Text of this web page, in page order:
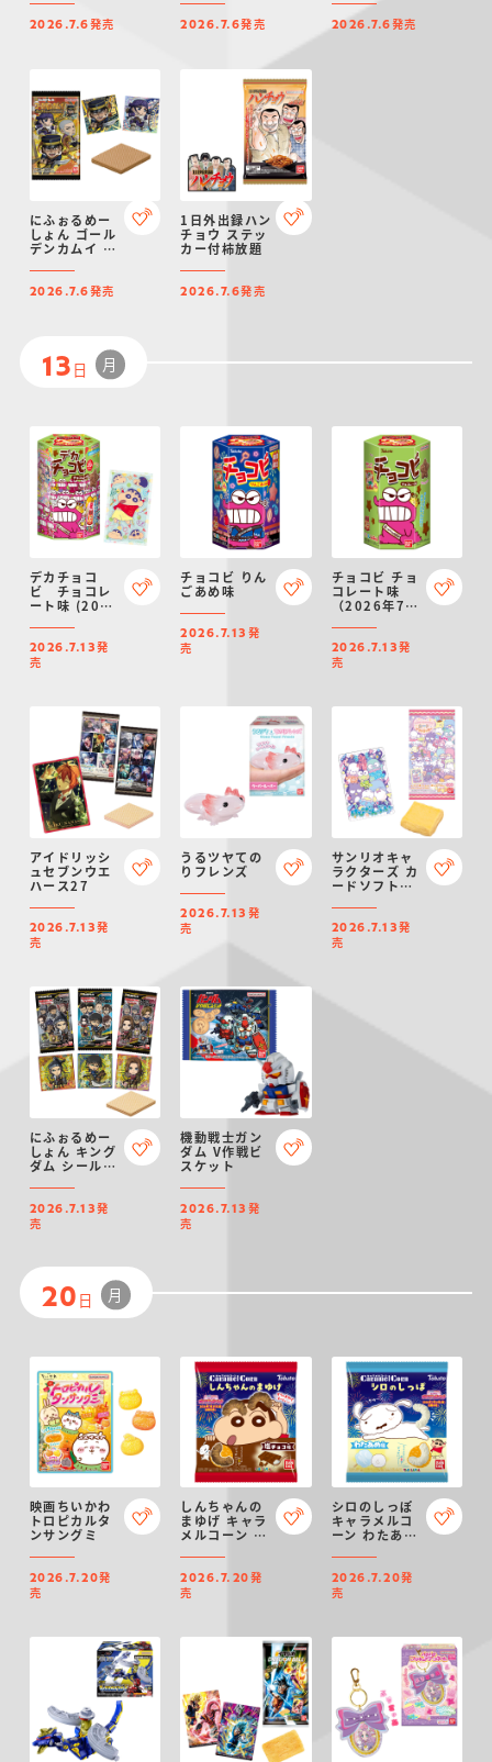
2026.7.6発売
ョン
2026.7.6発売 2026.7.6発売
にふぉるめー
しょん ゴール
デンカムイ 金
ウエハース
2026.7.6発売
1日外出録ハン
チョウ ステッ
カー付柿放題
2026.7.6発売
13 日 月
デカチョコ
ビ チョコレ
ート味 (2026
ル)
2026.7.13発
売
チョコビ りん
ごあめ味
2026.7.13 発
売
チョコビ チョ
コレート味
（2026年7月
ル）
2026.7.13発
売
アイドリッシ
ュセブンウエ
ハース27
2026.7.13発
売
うるツヤての
りフレンズ
2026.7.13 発
売
サンリオキャ
ラクターズ カ
ードソフトク
2026.7.13発
売
にふぉるめー
しょん キング
ダム シールウ
vol.5
2026.7.13発
売
機動戦士ガン
ダム V作戦ビ
スケット
2026.7.13 発
売
20 日 月
映画ちいかわ
トロピカルタ
ンサングミ
2026.7.20発
売
しんちゃんの
まゆげ キャラ
メルコーン 塩
2026.7.20発
売
シロのしっぽ
キャラメルコ
ーン わたあめ
2026.7.20発
売